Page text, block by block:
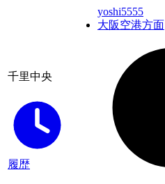
千里中央
履歴
yoshi5555
大阪空港方面